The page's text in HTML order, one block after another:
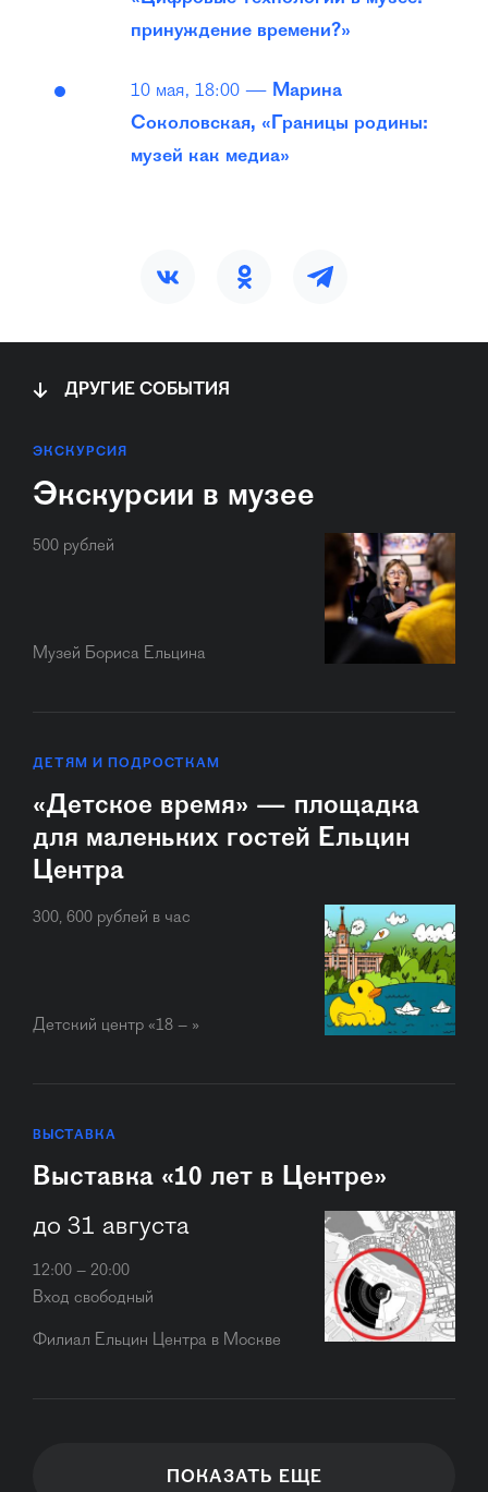
принуждение времени?»
10 мая, 18:00 — Марина
Соколовская, «Границы родины:
музей как медиа»
ДРУГИЕ СОБЫТИЯ
ЭКСКУРСИЯ
Экскурсии в музее
500 рублей
Музей Бориса Ельцина
ДЕТЯМ И ПОДРОСТКАМ
«Детское время» — площадка
для маленьких гостей Ельцин
Центра
300, 600 рублей в час
Детский центр «18 – »
ВЫСТАВКА
Выставка «10 лет в Центре»
до 31 августа
12:00 – 20:00
Вход свободный
Филиал Ельцин Центра в Москве
ПОКАЗАТЬ ЕЩЕ